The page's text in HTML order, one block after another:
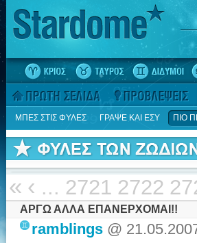
ΜΠΕΣ ΣΤΙΣ ΦΥΛΕΣ ΓΡΑΨΕ ΚΑΙ ΕΣΥ ΠΙΟ
« ‹ ... 2721 2722
ΑΡΓΩ ΑΛΛΑ ΕΠΑΝΕΡΧΟΜΑΙ!!
ramblings @